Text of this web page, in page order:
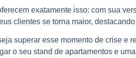
exatamente isso: com sua
clientes se torna maior,
superar esse momento de crise e
o seu stand de apartamentos e